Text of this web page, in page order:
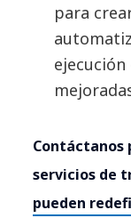
para
ejecución
Contáctanos
servicios de
pueden